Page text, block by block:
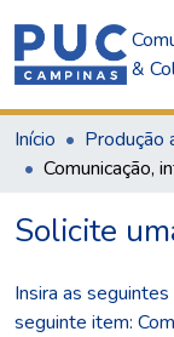
&
Início
Solicite
Insira as
seguinte item: